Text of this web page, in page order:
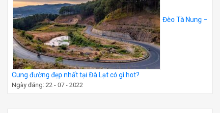
Đèo Tà Nung –
Cung đường đẹp nhất tại Đà Lạt có gì hot?
Ngày đăng: 22 - 07 - 2022